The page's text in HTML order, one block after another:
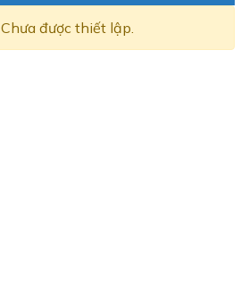
Chưa được thiết lập.